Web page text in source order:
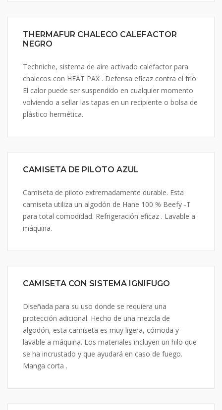
THERMAFUR CHALECO CALEFACTOR
NEGRO
Techniche, sistema de aire activado calefactor para
chalecos con HEAT PAX . Defensa eficaz contra el frío.
El calor puede ser suspendido en cualquier momento
volviendo a sellar las tapas en un recipiente o bolsa de
plástico hermética.
CAMISETA DE PILOTO AZUL
Camiseta de piloto extremadamente durable. Esta
camiseta utiliza un algodón de Hane 100 % Beefy -T
para total comodidad. Refrigeración eficaz . Lavable a
máquina.
CAMISETA CON SISTEMA IGNIFUGO
Diseñada para su uso donde se requiera una
protección adicional. Hecho de una mezcla de
algodón, esta camiseta es muy ligera, cómoda y
lavable a máquina. Los materiales incluyen un hilo que
se ha incrustado y que ayudará en caso de fuego.
Manga corta .